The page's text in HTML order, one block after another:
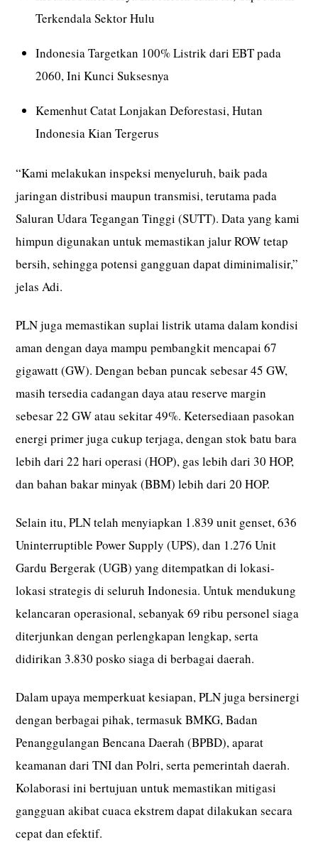
Terkendala Sektor Hulu
Indonesia Targetkan 100% Listrik dari EBT pada
2060, Ini Kunci Suksesnya
Kemenhut Catat Lonjakan Deforestasi, Hutan
Indonesia Kian Tergerus
“Kami melakukan inspeksi menyeluruh, baik pada
jaringan distribusi maupun transmisi, terutama pada
Saluran Udara Tegangan Tinggi (SUTT). Data yang kami
himpun digunakan untuk memastikan jalur ROW tetap
bersih, sehingga potensi gangguan dapat diminimalisir,”
jelas Adi.
PLN juga memastikan suplai listrik utama dalam kondisi
aman dengan daya mampu pembangkit mencapai 67
gigawatt (GW). Dengan beban puncak sebesar 45 GW,
masih tersedia cadangan daya atau reserve margin
sebesar 22 GW atau sekitar 49%. Ketersediaan pasokan
energi primer juga cukup terjaga, dengan stok batu bara
lebih dari 22 hari operasi (HOP), gas lebih dari 30 HOP,
dan bahan bakar minyak (BBM) lebih dari 20 HOP.
Selain itu, PLN telah menyiapkan 1.839 unit genset, 636
Uninterruptible Power Supply (UPS), dan 1.276 Unit
Gardu Bergerak (UGB) yang ditempatkan di lokasi-
lokasi strategis di seluruh Indonesia. Untuk mendukung
kelancaran operasional, sebanyak 69 ribu personel siaga
diterjunkan dengan perlengkapan lengkap, serta
didirikan 3.830 posko siaga di berbagai daerah.
Dalam upaya memperkuat kesiapan, PLN juga bersinergi
dengan berbagai pihak, termasuk BMKG, Badan
Penanggulangan Bencana Daerah (BPBD), aparat
keamanan dari TNI dan Polri, serta pemerintah daerah.
Kolaborasi ini bertujuan untuk memastikan mitigasi
gangguan akibat cuaca ekstrem dapat dilakukan secara
cepat dan efektif.